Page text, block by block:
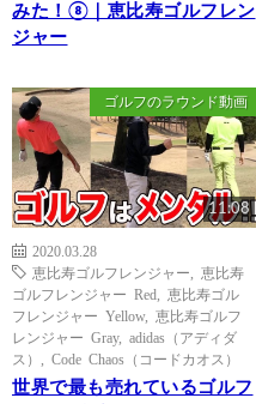
みた！⑧｜恵比寿ゴルフレン
ジャー
ゴルフのラウンド動画
11:08
2020.03.28
恵比寿ゴルフレンジャー
恵比寿
ゴルフレンジャー Red
恵比寿ゴル
フレンジャー Yellow, 恵比寿ゴルフ
レンジャー Gray, adidas（アディダ
ス）
Code Chaos（コードカオス）
世界で最も売れているゴルフ